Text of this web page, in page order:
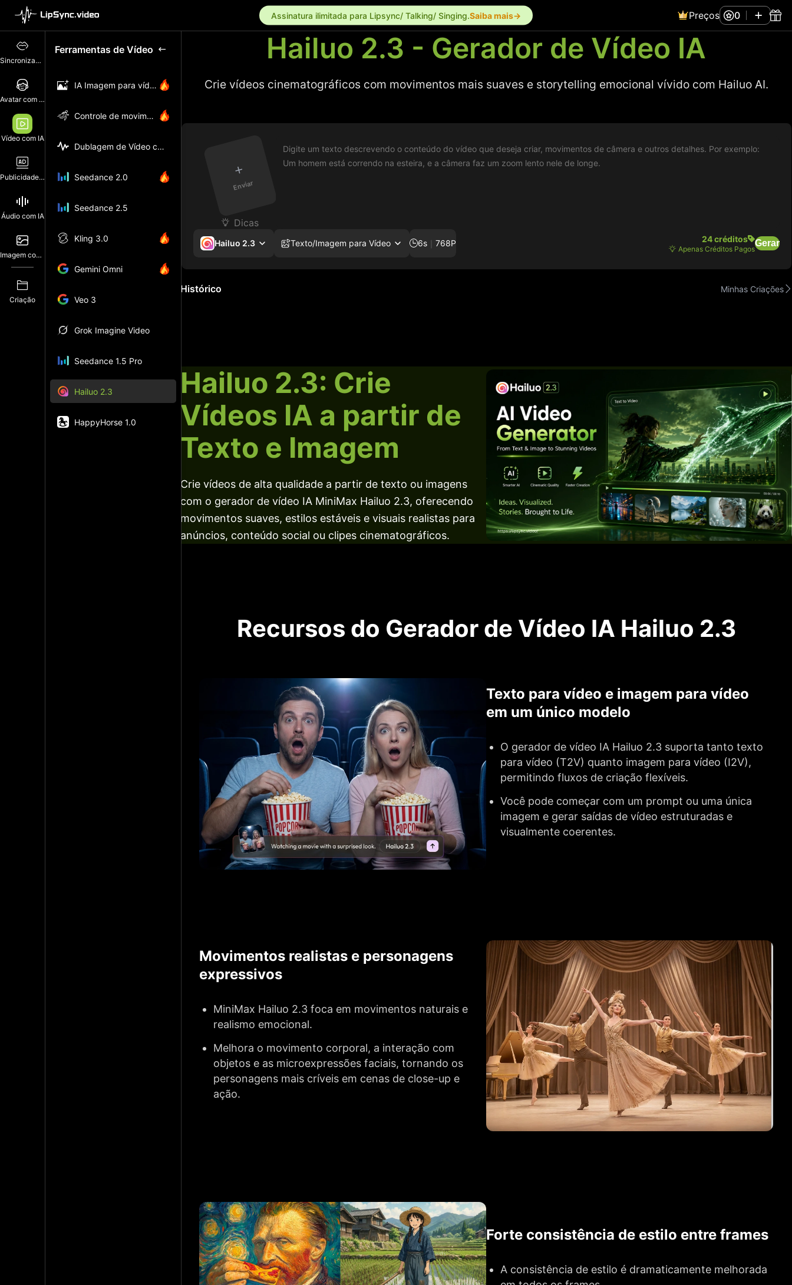
Assinatura ilimitada para Lipsync/ Talking/ Singing.Saiba mais→ Preços 0
Sincronização Labial
Avatar com IA
Vídeo com IA
Publicidade com IA
Áudio com IA
Imagem com IA
Criação
Ferramentas de Vídeo
IA Imagem para vídeo
Controle de movimento
Dublagem de Vídeo com IA
Seedance 2.0
Seedance 2.5
Kling 3.0
Gemini Omni
Veo 3
Grok Imagine Video
Seedance 1.5 Pro
Hailuo 2.3
HappyHorse 1.0
Hailuo 2.3 - Gerador de Vídeo IA
Crie vídeos cinematográficos com movimentos mais suaves e storytelling emocional vívido com Hailuo AI.
+
Enviar
Dicas
Hailuo 2.3 Texto/Imagem para Vídeo 6s ｜768P 24 créditos
Apenas Créditos Pagos
Gerar
Histórico Minhas Criações
Hailuo 2.3: Crie
Vídeos IA a partir de
Texto e Imagem
Crie vídeos de alta qualidade a partir de texto ou imagens
com o gerador de vídeo IA MiniMax Hailuo 2.3, oferecendo
movimentos suaves, estilos estáveis e visuais realistas para
anúncios, conteúdo social ou clipes cinematográficos.
Recursos do Gerador de Vídeo IA Hailuo 2.3
Texto para vídeo e imagem para vídeo
em um único modelo
O gerador de vídeo IA Hailuo 2.3 suporta tanto texto
para vídeo (T2V) quanto imagem para vídeo (I2V),
permitindo fluxos de criação flexíveis.
Você pode começar com um prompt ou uma única
imagem e gerar saídas de vídeo estruturadas e
visualmente coerentes.
Movimentos realistas e personagens
expressivos
MiniMax Hailuo 2.3 foca em movimentos naturais e
realismo emocional.
Melhora o movimento corporal, a interação com
objetos e as microexpressões faciais, tornando os
personagens mais críveis em cenas de close-up e
ação.
Forte consistência de estilo entre frames
A consistência de estilo é dramaticamente melhorada